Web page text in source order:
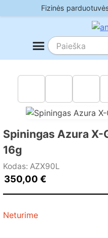
to
Fizinės
Spiningas Azura X-
16g
Kodas: AZX90L
350,00 €
Neturime